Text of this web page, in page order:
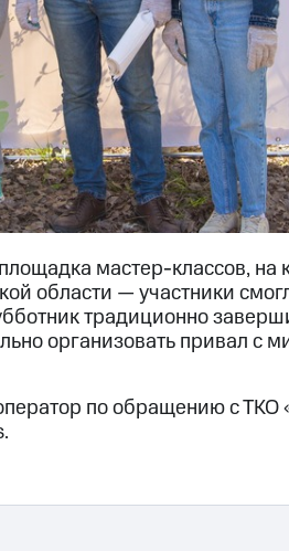
мастер-классов, на
области — участники
традиционно
организовать привал с
по обращению с ТКО